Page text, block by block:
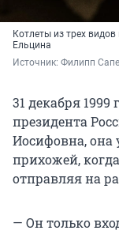
Котлеты из трех
Ельцина
Источник: Филипп
31 декабря
президента
Иосифовна, она
прихожей,
отправляя на
— Он только